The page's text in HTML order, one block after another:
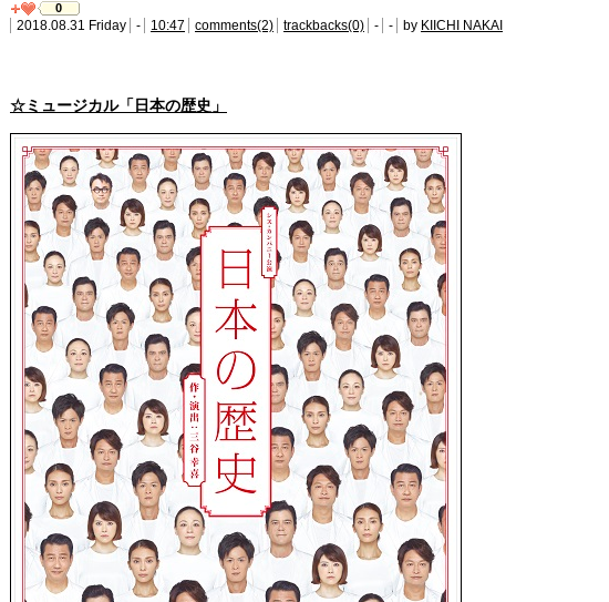
0
2018.08.31 Friday - 10:47 comments(2) trackbacks(0) - - by KIICHI NAKAI
☆ミュージカル「日本の歴史」